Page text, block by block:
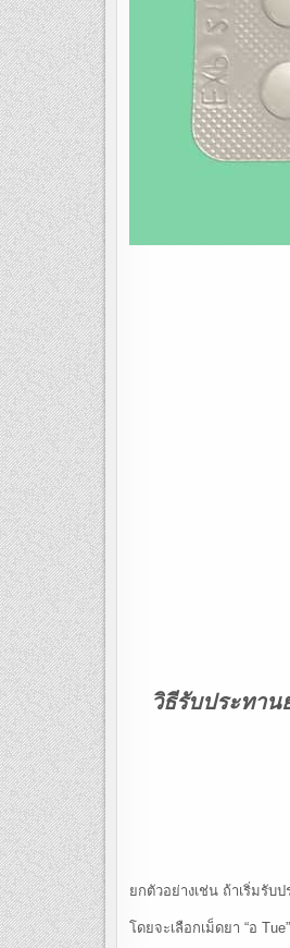
วิธีรับประทาน
ยกตัวอย่างเช่น ถ้าเริ่มรับ
โดยจะเลือกเม็ดยา “อ